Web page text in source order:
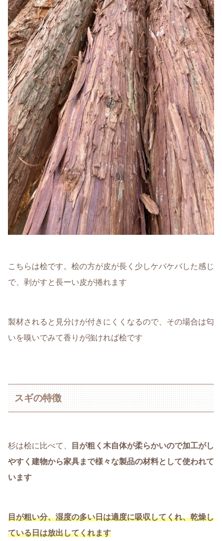
こちらは桧です。桧の方が皮が長く少しケバケバした感じ
で、剥がすと長ーい皮が捲れます
製材されると見分けが付きにくくなるので、その場合は匂
いを嗅いでみて香りが強ければ桧です
スギの特徴
杉は桧に比べて、
目が粗く木自体が柔らかいので加工がし
やすく建物から家具まで様々な製品の材料として使われて
います
目が粗い分、湿度の多い日は適度に吸収してくれ、乾燥し
ている日は放出してくれます